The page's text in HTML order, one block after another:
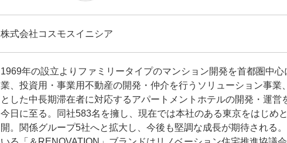
株式会社コスモスイニシア
1969年の設立よりファミリータイプのマンション開発を首都圏中
業、投資⽤・事業⽤不動産の開発・仲介を⾏うソリューション事業
とした中⻑期滞在者に対応するアパートメントホテルの開発・運営
今日に至る。同社583名を擁し、現在では本社のある東京をはじめ
開。関係グループ5社へと拡大し、今後も堅調な成長が期待される